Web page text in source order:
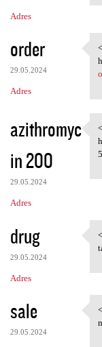
Adres
order
29.05.2024
Adres
azithromyc
in 200
29.05.2024
Adres
drug
29.05.2024
Adres
sale
29.05.2024